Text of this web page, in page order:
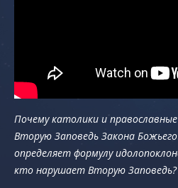
Почему католики и
Вторую Заповедь Закона
определяет формулу
кто нарушает Вторую Заповедь?